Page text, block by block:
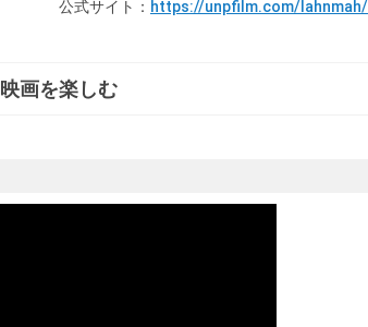
公式サイト： https://unpfilm.com/lahnmah/
映画を楽しむ